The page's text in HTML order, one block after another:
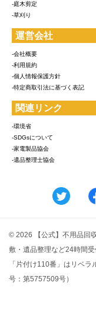
-庭木剪定
-草刈り
運営会社
-会社概要
-利用規約
-個人情報保護方針
-特定商取引法に基づく表記
関連リンク
-環境省
-SDGsについて
-家電製品協会
-遺品整理士協会
© 2026 【公式】不用品回
敷・遺品整理など24時間受
「片付け110番」はリベ
号：第5757509号）